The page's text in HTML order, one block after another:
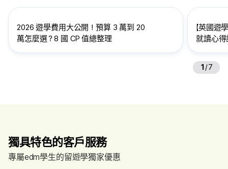
2026 遊學費用大公開！預算 3 萬到 20
萬怎麼選？8 國 CP 值總整理
【英國遊
就讀心得
1 /7
獨具特色的客戶服務
專屬edm學生的留遊學獨家優惠